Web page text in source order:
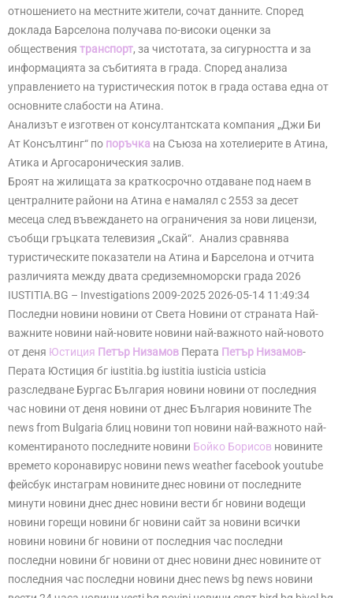
отношението на местните жители, сочат данните. Според
доклада Барселона получава по-високи оценки за
обществения транспорт, за чистотата, за сигурността и за
информацията за събитията в града. Според анализа
управлението на туристическия поток в града остава една от
основните слабости на Атина.
Анализът е изготвен от консултантската компания „Джи Би
Ат Консълтинг“ по поръчка на Съюза на хотелиерите в Атина,
Атика и Аргосароническия залив.
Броят на жилищата за краткосрочно отдаване под наем в
централните райони на Атина е намалял с 2553 за десет
месеца след въвеждането на ограничения за нови лицензи,
съобщи гръцката телевизия „Скай“. Анализ сравнява
туристическите показатели на Атина и Барселона и отчита
различията между двата средиземноморски града 2026
IUSTITIA.BG – Investigations 2009-2025 2026-05-14 11:49:34
Последни новини новини от Света Новини от страната Най-
важните новини най-новите новини най-важното най-новото
от деня Юстиция Петър Низамов Перата Петър Низамов-
Перата Юстиция бг iustitia.bg iustitia iusticia usticia
разследване Бургас България новини новини от последния
час новини от деня новини от днес България новините The
news from Bulgaria блиц новини топ новини най-важното най-
коментираното последните новини Бойко Борисов новините
времето коронавирус новини news weather facebook youtube
фейсбук инстаграм новините днес новини от последните
минути новини днес днес новини вести бг новини водещи
новини горещи новини бг новини сайт за новини всички
новини новини бг новини от последния час последни
последни новини бг новини от днес новини днес новините от
последния час последни новини днес news bg news новини